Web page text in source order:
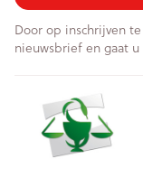
Door op inschrijven
nieuwsbrief en gaat